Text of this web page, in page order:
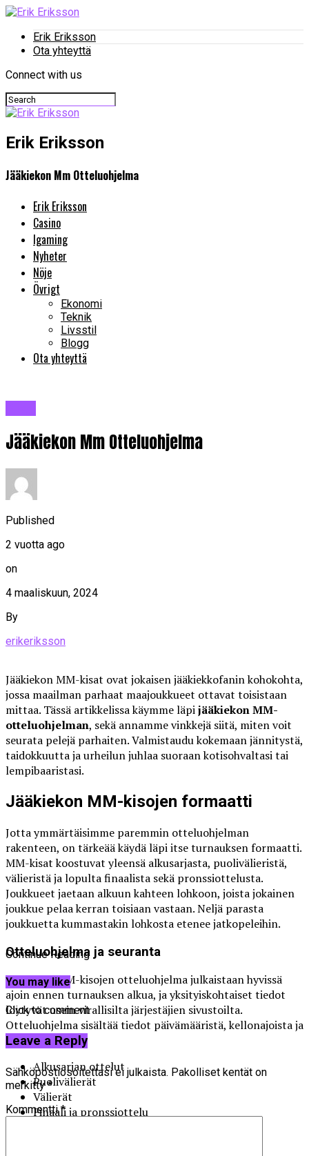
Erik Eriksson
Ota yhteyttä
Connect with us
Erik Eriksson
Jääkiekon Mm Otteluohjelma
Erik Eriksson
Casino
Igaming
Nyheter
Nöje
Övrigt
Ekonomi
Teknik
Livsstil
Blogg
Ota yhteyttä
Jääkiekon Mm Otteluohjelma
Published
2 vuotta ago
on
4 maaliskuun, 2024
By
erikeriksson
Jääkiekon MM-kisat ovat jokaisen jääkiekkofanin kohokohta,
jossa maailman parhaat maajoukkueet ottavat toisistaan
mittaa. Tässä artikkelissa käymme läpijääkiekon MM-
otteluohjelman, sekä annamme vinkkejä siitä, miten voit
seurata pelejä parhaiten. Valmistaudu kokemaan jännitystä,
taidokkuutta ja urheilun juhlaa suoraan kotisohvaltasi tai
lempibaaristasi.
Jääkiekon MM-kisojen formaatti
Jotta ymmärtäisimme paremmin otteluohjelman
rakenteen, on tärkeää käydä läpi itse turnauksen formaatti.
MM-kisat koostuvat yleensä alkusarjasta, puolivälieristä,
välieristä ja lopulta finaalista sekä pronssiottelusta.
Joukkueet jaetaan alkuun kahteen lohkoon, joista jokainen
joukkue pelaa kerran toisiaan vastaan. Neljä parasta
joukkuetta kummastakin lohkosta etenee jatkopeleihin.
Otteluohjelma ja seuranta
Jääkiekon MM-kisojen otteluohjelma julkaistaan hyvissä
ajoin ennen turnauksen alkua, ja yksityiskohtaiset tiedot
löytyvät usein virallisilta järjestäjien sivustoilta.
Otteluohjelma sisältää tiedot päivämääristä, kellonajoista ja
pelipaikoista.
Alkusarjan ottelut
Puolivälierät
Välierät
Finaali ja pronssiottelu
Continue Reading
You may like
Click to comment
Leave a Reply
Sähköpostiosoitettasi ei julkaista. Pakolliset kentät on
merkitty*
Kommentti*